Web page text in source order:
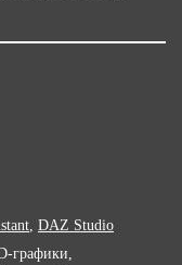
, DAZ Studio
графики,